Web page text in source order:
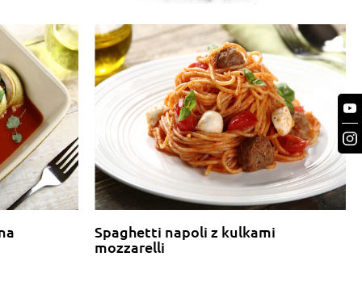
Spaghetti napoli z kulkami
mozzarelli